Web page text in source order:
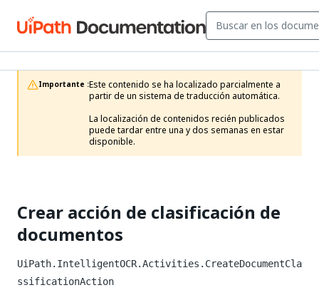
Importante :Este contenido se ha localizado parcialmente a
partir de un sistema de traducción automática.
La localización de contenidos recién publicados
puede tardar entre una y dos semanas en estar
disponible.
Crear acción de clasificación de
documentos
UiPath.IntelligentOCR.Activities.CreateDocumentCla
ssificationAction